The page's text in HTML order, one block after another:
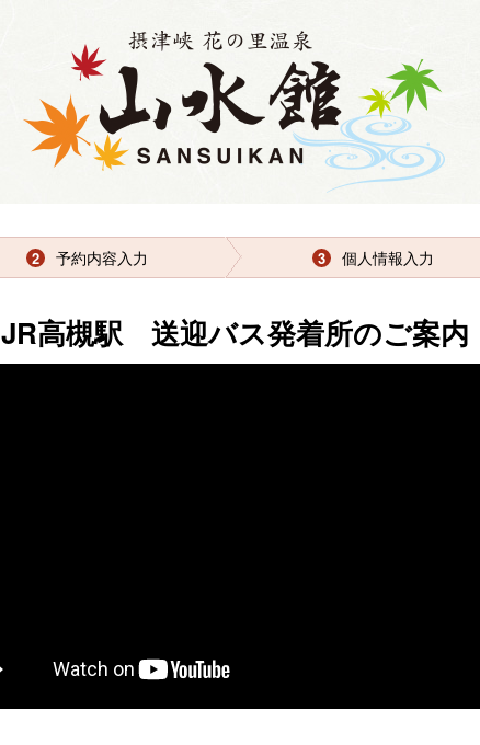
2 予約内容入力 3 個人情報入力
JR高槻駅 送迎バス発着所のご案内